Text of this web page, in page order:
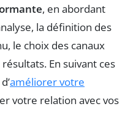
, en abordant
la définition des
le choix des canaux
En suivant ces
améliorer votre
votre relation avec vos